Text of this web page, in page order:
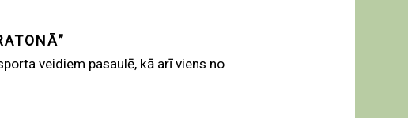
veidiem pasaulē, kā arī viens no